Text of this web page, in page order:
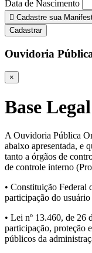
Data de Nascimento
Cadastre sua
Cadastrar
Ouvidoria
×
Base Legal
A Ouvidoria Pública
abaixo apresentada, e
tanto a órgãos de
de controle interno
• Constituição Federal
participação do
• Lei nº 13.460, de 26
participação, proteção
públicos da